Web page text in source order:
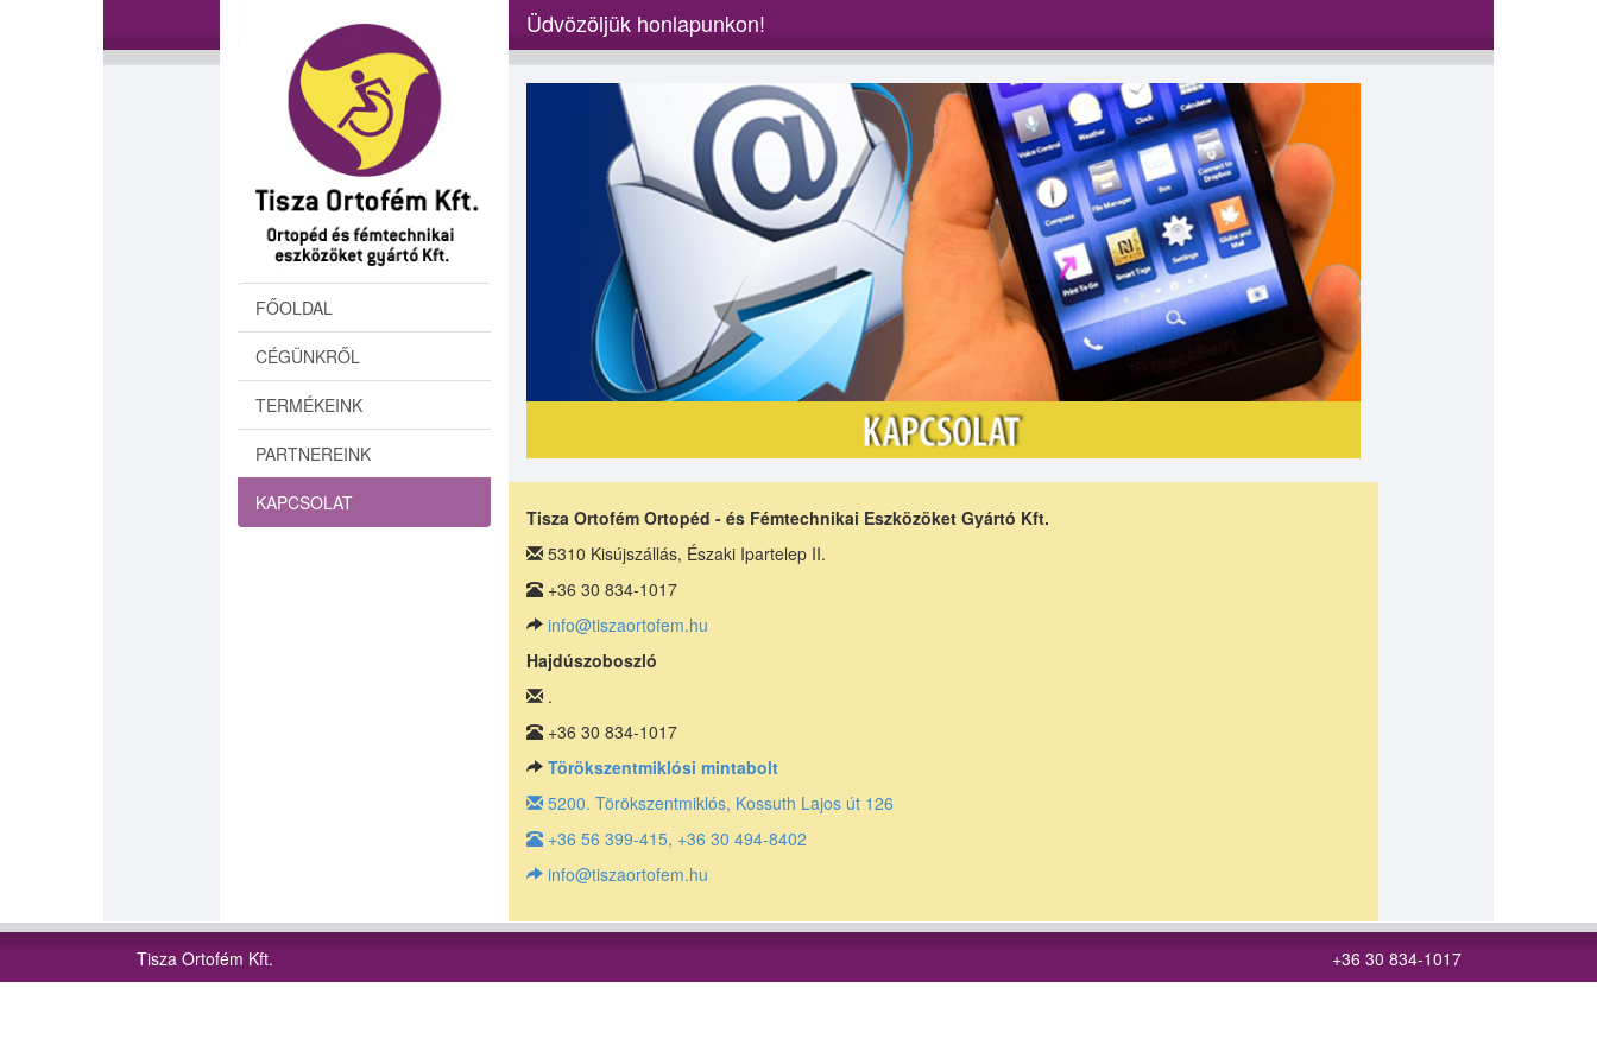
FŐOLDAL
CÉGÜNKRŐL
TERMÉKEINK
PARTNEREINK
KAPCSOLAT
Üdvözöljük honlapunkon!
Tisza Ortofém Ortopéd - és Fémtechnikai Eszközöket Gyártó Kft.
5310 Kisújszállás, Északi Ipartelep II.
+36 30 834-1017
info@tiszaortofem.hu
Hajdúszoboszló
.
+36 30 834-1017
Törökszentmiklósi mintabolt
5200. Törökszentmiklós, Kossuth Lajos út 126
+36 56 399-415, +36 30 494-8402
info@tiszaortofem.hu
Tisza Ortofém Kft. +36 30 834-1017